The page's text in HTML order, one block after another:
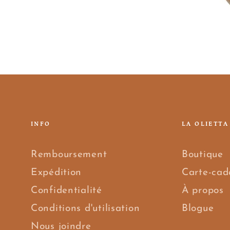
INFO
Remboursement
Expédition
Confidentialité
Conditions d'utilisation
Nous joindre
LA OLIETTA
Boutique
Carte-
À propos
Blogue